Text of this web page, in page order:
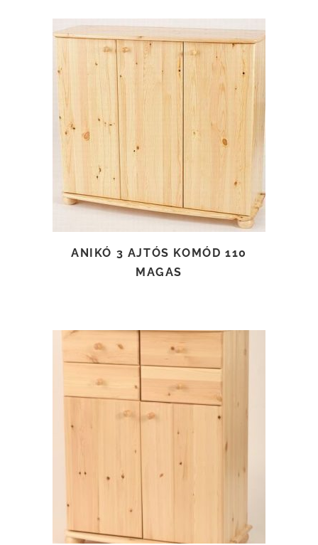
TOVÁBB OLVASOM
ANIKÓ 3 AJTÓS KOMÓD 110
MAGAS
TOVÁBB OLVASOM